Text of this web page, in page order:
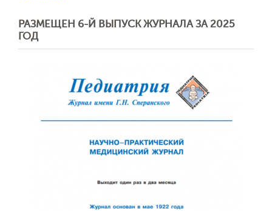
РАЗМЕЩЕН 6-Й ВЫПУСК ЖУРНАЛА ЗА 2025
ГОД